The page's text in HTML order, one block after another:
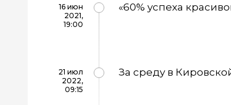
16 июн
2021,
19:00
«60% успеха
21 июл
2022,
09:15
За среду в